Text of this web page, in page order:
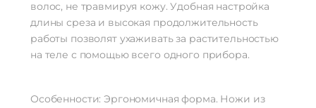
волос, не травмируя кожу. Удобная настройка
длины среза и высокая продолжительность
работы позволят ухаживать за растительностью
на теле с помощью всего одного прибора.
Особенности: Эргономичная форма. Ножи из